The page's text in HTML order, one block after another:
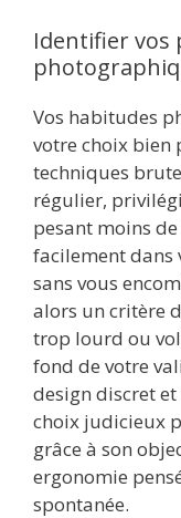
Identifier vos
Vos habitudes
votre choix bien
techniques
régulier,
pesant moins
facilement dans
sans vous
alors un critère
trop lourd ou
fond de votre
design discret et
choix judicieux
grâce à son
ergonomie
spontanée.